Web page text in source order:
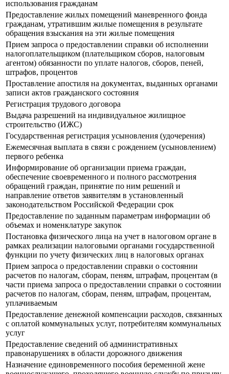
использования гражданам
Предоставление жилых помещений маневренного фонда
гражданам, утратившим жилые помещения в результате
обращения взыскания на эти жилые помещения
Прием запроса о предоставлении справки об исполнении
налогоплательщиком (плательщиком сборов, налоговым
агентом) обязанности по уплате налогов, сборов, пеней,
штрафов, процентов
Проставление апостиля на документах, выданных органами
записи актов гражданского состояния
Регистрация трудового договора
Выдача разрешений на индивидуальное жилищное
строительство (ИЖС)
Государственная регистрация усыновления (удочерения)
Ежемесячная выплата в связи с рождением (усыновлением)
первого ребенка
Информирование об организации приема граждан,
обеспечение своевременного и полного рассмотрения
обращений граждан, принятие по ним решений и
направление ответов заявителям в установленный
законодательством Российской Федерации срок
Предоставление по заданным параметрам информации об
объемах и номенклатуре закупок
Постановка физического лица на учет в налоговом органе в
рамках реализации налоговыми органами государственной
функции по учету физических лиц в налоговых органах
Прием запроса о предоставлении справки о состоянии
расчетов по налогам, сборам, пеням, штрафам, процентам (в
части приема запроса о предоставлении справки о состоянии
расчетов по налогам, сборам, пеням, штрафам, процентам,
уплачиваемым
Предоставление денежной компенсации расходов, связанных
с оплатой коммунальных услуг, потребителям коммунальных
услуг
Предоставление сведений об административных
правонарушениях в области дорожного движения
Назначение единовременного пособия беременной жене